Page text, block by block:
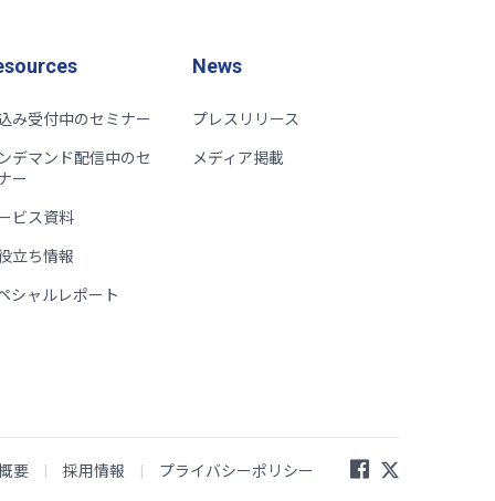
News
プレスリリース
メディア掲載
み受付中のセミナー
デマンド配信中のセ
ー
ビス資料
立ち情報
シャルレポート
要 採用情報 プライバシーポリシー